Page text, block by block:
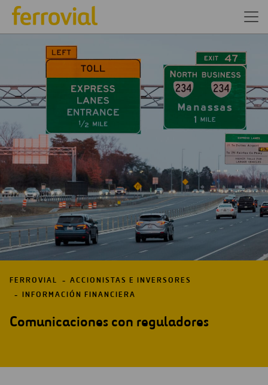
FERROVIAL
ACCIONISTAS E INVERSORES
INFORMACIÓN FINANCIERA
Comunicaciones con reguladores